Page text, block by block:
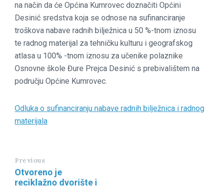
na način da će Općina Kumrovec doznačiti Općini
Desinić sredstva koja se odnose na sufinanciranje
troškova nabave radnih bilježnica u 50 %-tnom iznosu
te radnog materijal za tehničku kulturu i geografskog
atlasa u 100% -tnom iznosu za učenike polaznike
Osnovne škole Đure Prejca Desinić s prebivalištem na
području Općine Kumrovec.
Odluka o sufinanciranju nabave radnih bilježnica i radnog
materijala
Previous
Otvoreno je
reciklažno dvorište i